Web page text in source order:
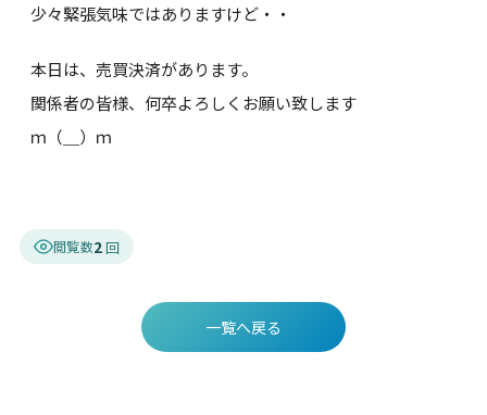
少々緊張気味ではありますけど・・
本日は、売買決済があります。
関係者の皆様、何卒よろしくお願い致します
ｍ（＿）ｍ
閲覧数2
一覧へ戻る